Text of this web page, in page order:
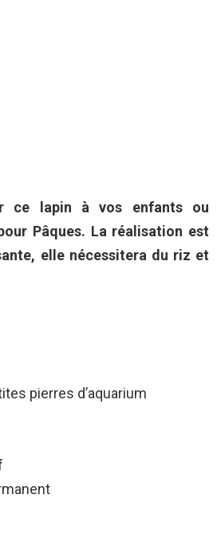
ce lapin à vos enfants ou
Pâques. La réalisation est
elle nécessitera du riz et
pierres d’aquarium